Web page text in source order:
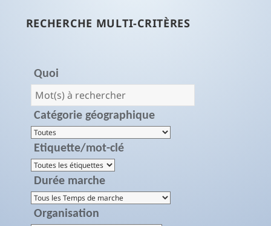
RECHERCHE MULTI-CRITÈRES
Quoi
Catégorie géographique
Etiquette/mot-clé
Durée marche
Organisation